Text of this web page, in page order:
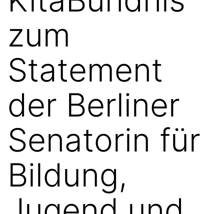
zum
Statement
der Berliner
Senatorin für
Bildung,